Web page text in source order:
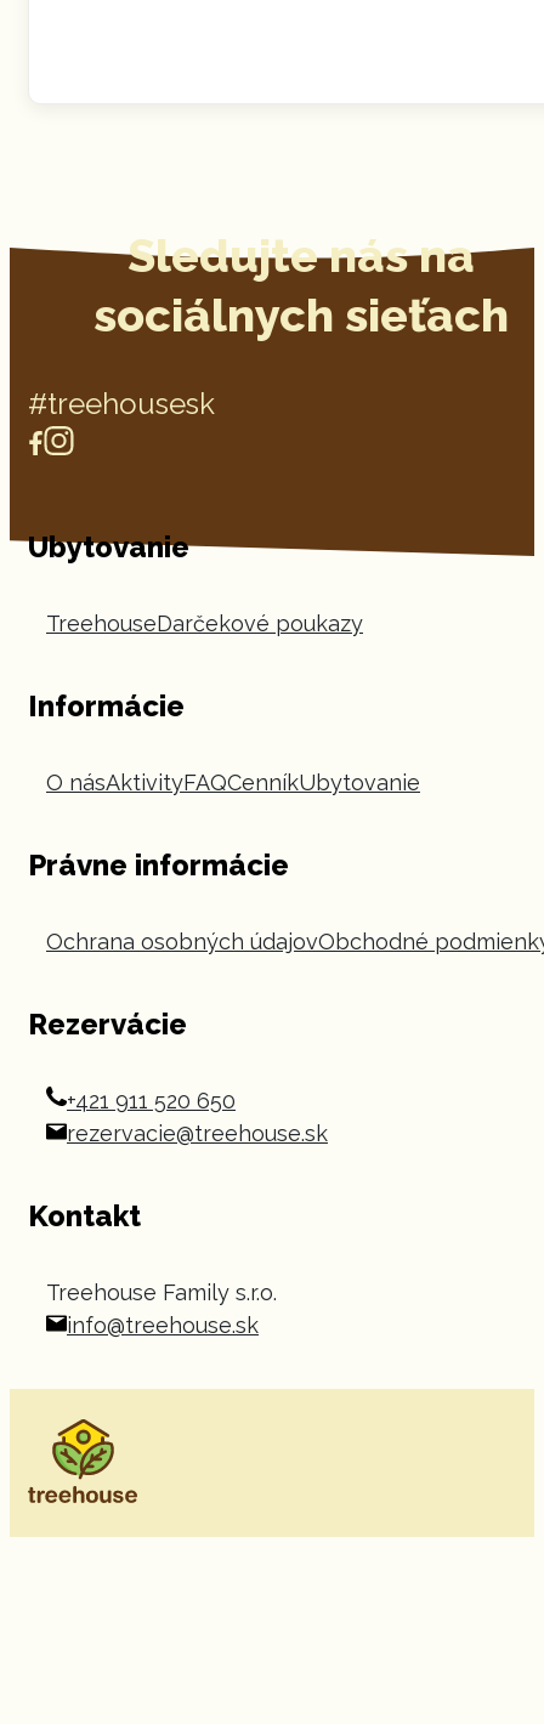
Sledujte nás na
sociálnych sieťach
#treehousesk
Ubytovanie
TreehouseDarčekové poukazy
Informácie
O násAktivityFAQCenníkUbytovanie
Právne informácie
Ochrana osobných údajovObchodné
Rezervácie
+421 911 520 650
rezervacie@treehouse.sk
Kontakt
Treehouse Family s.r.o.
info@treehouse.sk